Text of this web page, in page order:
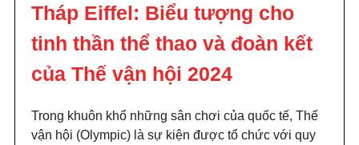
Tháp Eiffel: Biểu tượng cho
tinh thần thể thao và đoàn kết
của Thế vận hội 2024
Trong khuôn khổ những sân chơi của quốc tế, Thế
vận hội (Olympic) là sự kiện được tổ chức với quy